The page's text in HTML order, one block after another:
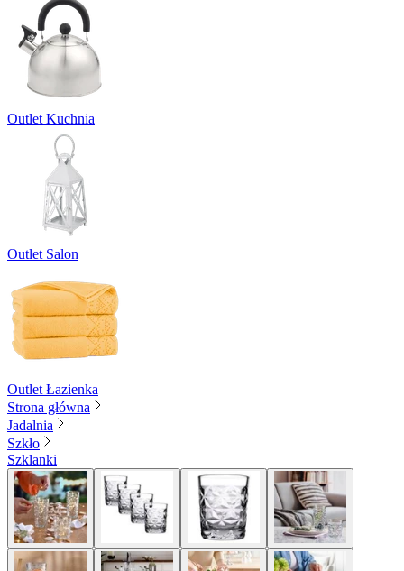
Outlet Kuchnia
Outlet Salon
Outlet Łazienka
Strona główna
Jadalnia
Szkło
Szklanki